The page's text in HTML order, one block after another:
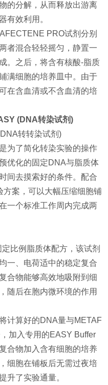
的分解，从而释放出游离
有效利用。
PRO试剂分别
者混合轻轻摇匀，静置一
。之后，将含有核酸-脂质
满细胞的培养皿中。由于
在含血清或不含血清的培
(DNA转染试剂)
转转染试剂)
为了简化转染实验的操作
优化的固定DNA与脂质体
间去摸索好的条件。配合
方案，可以大幅压缩细胞铺
一个标准工作周内完成两
比例脂质体配方，该试剂
一、电荷适中的稳定复合
合物能够高效地吸附到细
随后在胞内微环境的作用
计算好的DNA量与METAF
加入专用的EASY Buffer
合物加入含有细胞的培养
细胞在铺板后无需过夜培
升了实验通量。